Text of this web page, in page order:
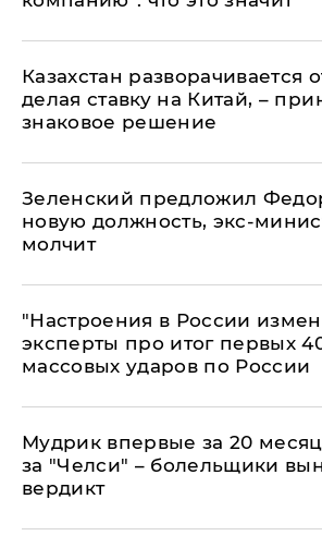
Казахстан разворачивается
делая ставку на Китай, –
знаковое решение
Зеленский предложил
новую должность, экс-
молчит
"Настроения в России
эксперты про итог первых
массовых ударов по России
Мудрик впервые за 20
за "Челси" – болельщики
вердикт